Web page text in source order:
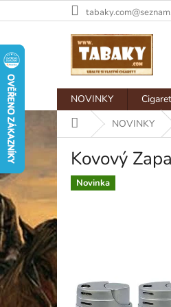
na
NOVINKY
Domů NOVINKY
Kovový
Novinka